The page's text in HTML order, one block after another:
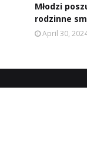
Młodzi
rodzinne
April 30,